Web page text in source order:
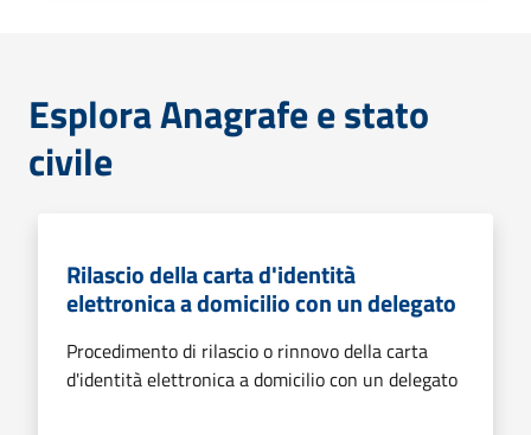
Esplora Anagrafe e stato
civile
Rilascio della carta d'identità
elettronica a domicilio con un delegato
Procedimento di rilascio o rinnovo della carta
d'identità elettronica a domicilio con un delegato